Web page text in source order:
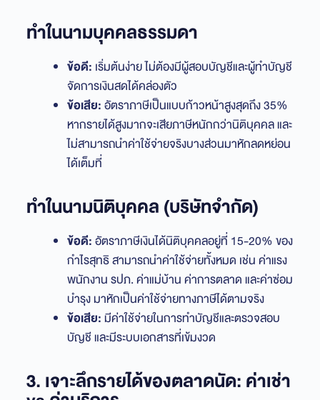
ทำในนามบุคคลธรรมดา
ข้อดี: เริ่มต้นง่าย ไม่ต้องมีผู้สอบบัญชีและผู้ทำบัญชี
จัดการเงินสดได้คล่องตัว
ข้อเสีย:อัตราภาษีเป็นแบบก้าวหน้าสูงสุดถึง 35%
หากรายได้สูงมากจะเสียภาษีหนักกว่านิติบุคคล และ
ไม่สามารถนำค่าใช้จ่ายจริงบางส่วนมาหักลดหย่อน
ได้เต็มที่
ทำในนามนิติบุคคล (บริษัทจำกัด)
ข้อดี:อัตราภาษีเงินได้นิติบุคคลอยู่ที่ 15-20% ของ
กำไรสุทธิ สามารถนำค่าใช้จ่ายทั้งหมด เช่น ค่าแรง
พนักงาน รปภ. ค่าแม่บ้าน ค่าการตลาด และค่าซ่อม
บำรุง มาหักเป็นค่าใช้จ่ายทางภาษีได้ตามจริง
ข้อเสีย: มีค่าใช้จ่ายในการทำบัญชีและตรวจสอบ
บัญชี และมีระบบเอกสารที่เข้มงวด
3. เจาะลึกรายได้ของตลาดนัด: ค่าเช่า